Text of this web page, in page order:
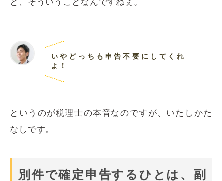
と、そういうことなんですねぇ。
いやどっちも申告不要にしてくれ
よ！
というのが税理士の本音なのですが、いたしかた
なしです。
別件で確定申告するひとは、副